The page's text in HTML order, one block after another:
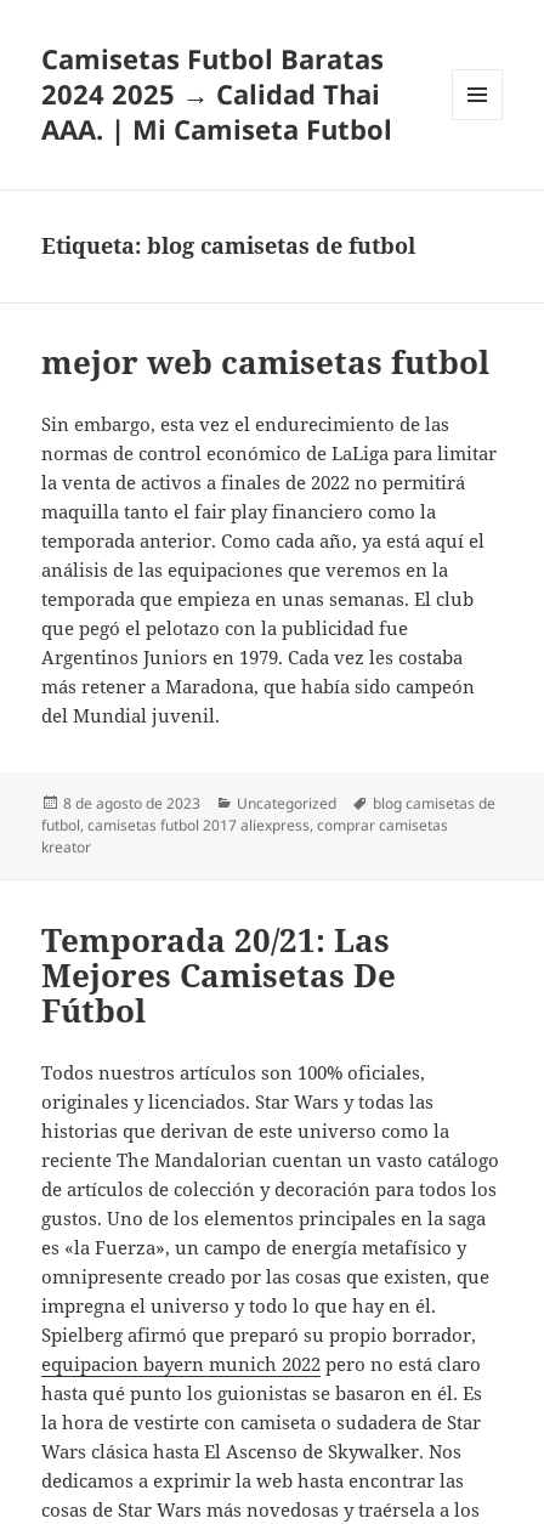
Camisetas Futbol Baratas
2024 2025 → Calidad Thai
AAA. | Mi Camiseta Futbol
Etiqueta:blog camisetas de futbol
mejor web camisetas futbol
Sin embargo, esta vez el endurecimiento de las
normas de control económico de LaLiga para limitar
la venta de activos a finales de 2022 no permitirá
maquilla tanto el fair play financiero como la
temporada anterior. Como cada año, ya está aquí el
análisis de las equipaciones que veremos en la
temporada que empieza en unas semanas. El club
que pegó el pelotazo con la publicidad fue
Argentinos Juniors en 1979. Cada vez les costaba
más retener a Maradona, que había sido campeón
del Mundial juvenil.
Publicado
el
8 de agosto de 2023 Categorías
Uncategorized Etiquetas
blog camisetas de
futbol,camisetas futbol 2017 aliexpress,comprar camisetas
kreator
Temporada 20/21: Las
Mejores Camisetas De
Fútbol
Todos nuestros artículos son 100% oficiales,
originales y licenciados. Star Wars y todas las
historias que derivan de este universo como la
reciente The Mandalorian cuentan un vasto catálogo
de artículos de colección y decoración para todos los
gustos. Uno de los elementos principales en la saga
es «la Fuerza», un campo de energía metafísico y
omnipresente creado por las cosas que existen, que
impregna el universo y todo lo que hay en él.
Spielberg afirmó que preparó su propio borrador,
equipacion bayern munich 2022 pero no está claro
hasta qué punto los guionistas se basaron en él. Es
la hora de vestirte con camiseta o sudadera de Star
Wars clásica hasta El Ascenso de Skywalker. Nos
dedicamos a exprimir la web hasta encontrar las
cosas de Star Wars más novedosas y traérsela a los